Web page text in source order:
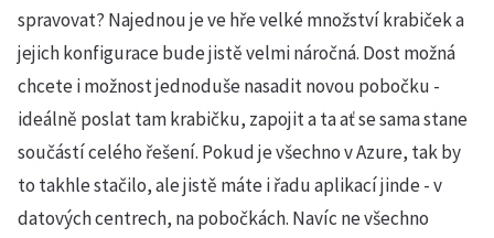
spravovat? Najednou je ve hře velké množství krabiček a
jejich konfigurace bude jistě velmi náročná. Dost možná
chcete i možnost jednoduše nasadit novou pobočku -
ideálně poslat tam krabičku, zapojit a ta ať se sama stane
součástí celého řešení. Pokud je všechno v Azure, tak by
to takhle stačilo, ale jistě máte i řadu aplikací jinde - v
datových centrech, na pobočkách. Navíc ne všechno